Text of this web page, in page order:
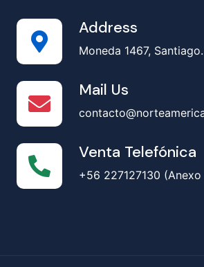
Address
Moneda 1467,
Mail Us
Venta Telefónica
+56 227127130